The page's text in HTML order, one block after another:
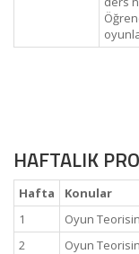
HAFTALIK
Hafta Konular
1
Oyun
2
Oyun